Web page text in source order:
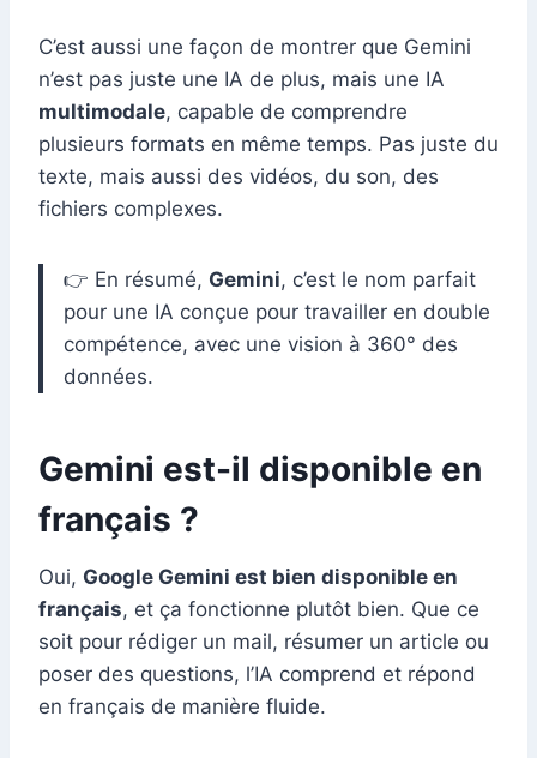
C’est aussi une façon de montrer que Gemini
n’est pas juste une IA de plus, mais une IA
multimodale, capable de comprendre
plusieurs formats en même temps. Pas juste du
texte, mais aussi des vidéos, du son, des
fichiers complexes.
👉 En résumé, Gemini, c’est le nom parfait
pour une IA conçue pour travailler en double
compétence, avec une vision à 360° des
données.
Gemini est-il disponible en
français ?
Oui, Google Gemini est bien disponible en
français, et ça fonctionne plutôt bien. Que ce
soit pour rédiger un mail, résumer un article ou
poser des questions, l’IA comprend et répond
en français de manière fluide.